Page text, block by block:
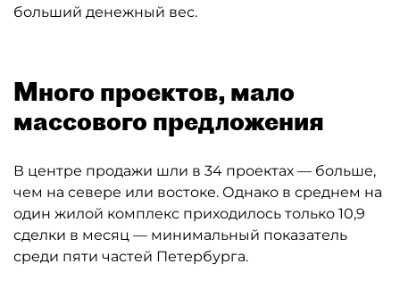
больший денежный вес.
Много проектов, мало
массового предложения
В центре продажи шли в 34 проектах — больше,
чем на севере или востоке. Однако в среднем на
один жилой комплекс приходилось только 10,9
сделки в месяц — минимальный показатель
среди пяти частей Петербурга.